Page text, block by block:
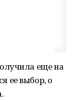
еще на
ее выбор, о